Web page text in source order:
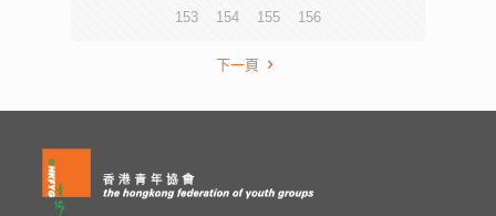
153 154 155 156
下一頁